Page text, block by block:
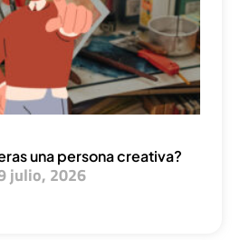
una persona creativa?
julio, 2026